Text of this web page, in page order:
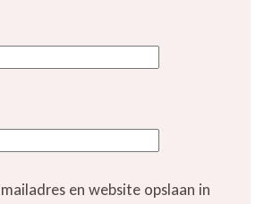
en website opslaan in